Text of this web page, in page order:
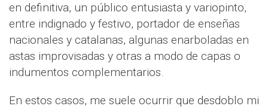
en definitiva, un público entusiasta y variopinto,
entre indignado y festivo, portador de enseñas
nacionales y catalanas, algunas enarboladas en
astas improvisadas y otras a modo de capas o
indumentos complementarios.
En estos casos, me suele ocurrir que desdoblo mi